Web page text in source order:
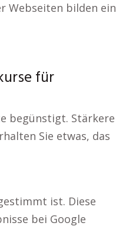
Webseiten bilden ein
für
begünstigt. Stärkere
Sie etwas, das
ist. Diese
bei Google